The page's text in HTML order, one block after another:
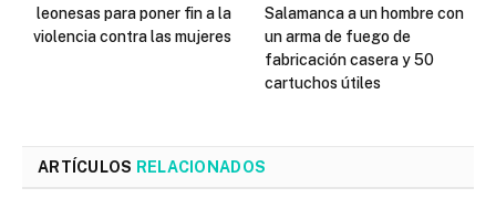
leonesas para poner fin a la
violencia contra las mujeres
Salamanca a un hombre con
un arma de fuego de
fabricación casera y 50
cartuchos útiles
ARTÍCULOS RELACIONADOS